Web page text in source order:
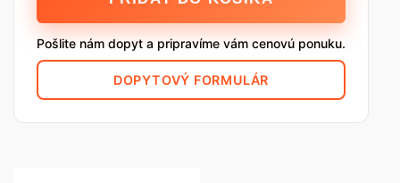
Pošlite nám dopyt a pripravíme vám cenovú ponuku.
DOPYTOVÝ FORMULÁR